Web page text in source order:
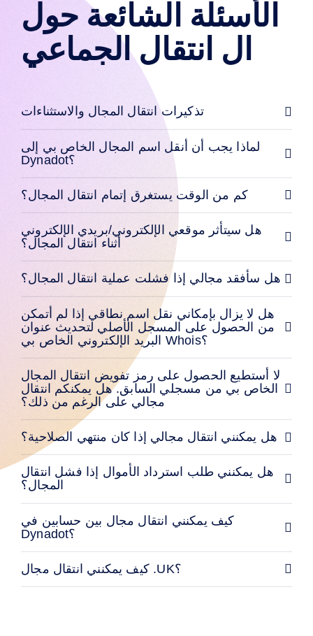
مزادات
السجل
مزادات
الفرصة
الأخيرة
انتهاء
المستخدمين
مزاد
نطاقات
المستخدمين
مزادات
المستخدمين
المميزين
الطلب
المسبق
طلب
مسبق
مزادات
الطلبات
الموارد
شراء
المجالات
بيع
المجالات
الأدوات
أدوات
بناء
المواقع
الإلكتروني
صانع
الشعارات
شهادة
SSL
الأمان
برنامج
الموارد
النشرات
الإخبارية
الأسئلة الشائعة حول
ال انتقال الجماعي
تذكيرات انتقال المجال والاستثناءات
لماذا يجب أن أنقل اسم المجال الخاص بي إلى
Dynadot؟
كم من الوقت يستغرق إتمام انتقال المجال؟
هل سيتأثر موقعي الإلكتروني/بريدي الإلكتروني
أثناء انتقال المجال؟
هل سأفقد مجالي إذا فشلت عملية انتقال المجال؟
هل لا يزال بإمكاني نقل اسم نطاقي إذا لم أتمكن
من الحصول على المسجل الأصلي لتحديث عنوان
البريد الإلكتروني الخاص بي Whois؟
لا أستطيع الحصول على رمز تفويض انتقال المجال
الخاص بي من مسجلي السابق. هل يمكنكم انتقال
مجالي على الرغم من ذلك؟
هل يمكنني انتقال مجالي إذا كان منتهي الصلاحية؟
هل يمكنني طلب استرداد الأموال إذا فشل انتقال
المجال؟
كيف يمكنني انتقال مجال بين حسابين في
Dynadot؟
كيف يمكنني انتقال مجال .UK؟